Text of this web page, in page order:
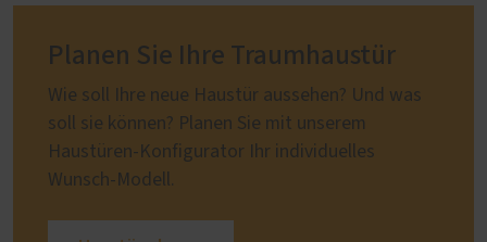
Planen Sie Ihre Traumhaustür
Wie soll Ihre neue Haustür aussehen? Und was
soll sie können? Planen Sie mit unserem
Haustüren-Konfigurator Ihr individuelles
Wunsch-Modell.